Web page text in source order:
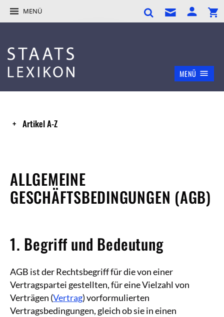
MENÜ
MENÜ
Artikel A-Z
ALLGEMEINE
GESCHÄFTSBEDINGUNGEN (AGB)
1. Begriff und Bedeutung
AGB ist der Rechtsbegriff für die von einer
Vertragspartei gestellten, für eine Vielzahl von
Verträgen (Vertrag) vorformulierten
Vertragsbedingungen, gleich ob sie in einen